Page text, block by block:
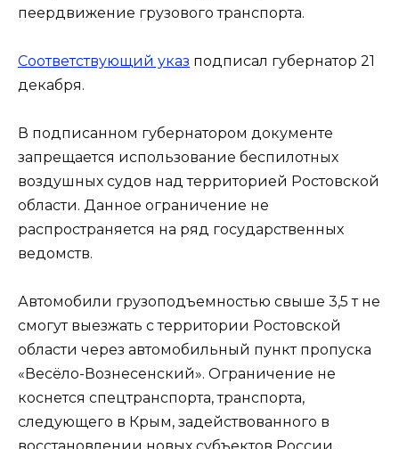
пеердвижение грузового транспорта.
Соответствующий указ подписал губернатор 21
декабря.
В подписанном губернатором документе
запрещается использование беспилотных
воздушных судов над территорией Ростовской
области. Данное ограничение не
распространяется на ряд государственных
ведомств.
Автомобили грузоподъемностью свыше 3,5 т не
смогут выезжать с территории Ростовской
области через автомобильный пункт пропуска
«Весёло-Вознесенский». Ограничение не
коснется спецтранспорта, транспорта,
следующего в Крым, задействованного в